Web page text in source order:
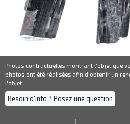
Photos contractuelles montrant l'objet que
photos ont été réalisées afin d'obtenir un
l'objet.
Besoin d'info ? Posez une question